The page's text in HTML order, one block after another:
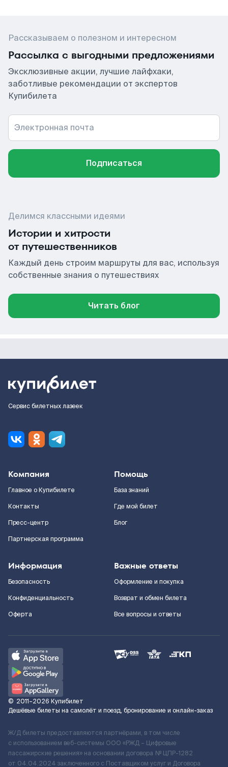
Рассказываем о полезном и интересном
Рассылка с выгодными предложениями
Эксклюзивные акции, лучшие лайфхаки,
заботливые рекомендации от экспертов
Купибилета
Электронная почта
Подписаться
Делимся классными идеями
Истории и хитрости
от путешественников
Каждый день строим маршруты для вас, используя
собственные знания о путешествиях
Читать блог
Сервис билетных лазеек
Компания
Главное о Купибилете
Контакты
Пресс-центр
Партнерская программа
Помощь
База знаний
Где мой билет
Блог
Информация
Безопасность
Конфиденциальность
Оферта
Важные ответы
Оформление и покупка
Возврат и обмен билета
Все вопросы и ответы
© 2011–2026 Купибилет
Дешёвые билеты на самолёт и поезд, бронирование и онлайн-заказ
Ж/Д билеты предоставляются партнёрами, в том числе
с использованием веб-системы ООО «РЖД – Цифровые
пассажирские решения» на основании договора № ЦПР-1282
от 04.04.2024 заключенного с Поставщиком услуг и Договора